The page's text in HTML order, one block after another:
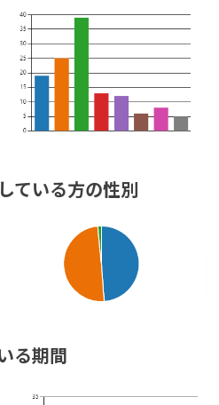
ている方の性別
る期間